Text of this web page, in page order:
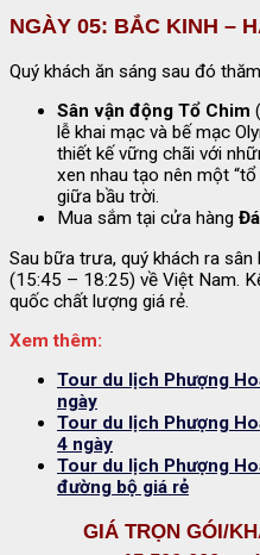
NGÀY 05: BẮC KINH –
Quý khách ăn sáng sau đó
Sân vận động Tổ Chim
lễ khai mạc và bế mạc
thiết kế vững chãi với
xen nhau tạo nên một
giữa bầu trời.
Mua sắm tại cửa hàng
Sau bữa trưa, quý khách ra
(15:45 – 18:25) về Việt Nam.
quốc chất lượng giá rẻ.
Xem thêm:
Tour du lịch Phượng
ngày
Tour du lịch Phượng
4 ngày
Tour du lịch Phượng
đường bộ giá rẻ
GIÁ TRỌN GÓI/